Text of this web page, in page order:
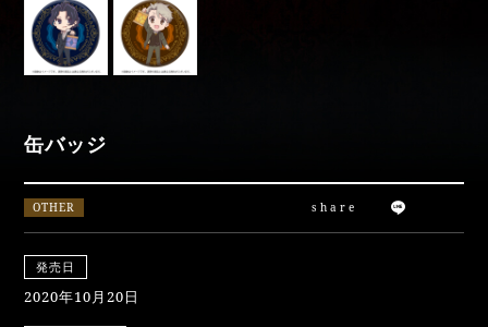
缶バッジ
OTHER share
発売日
2020年10月20日